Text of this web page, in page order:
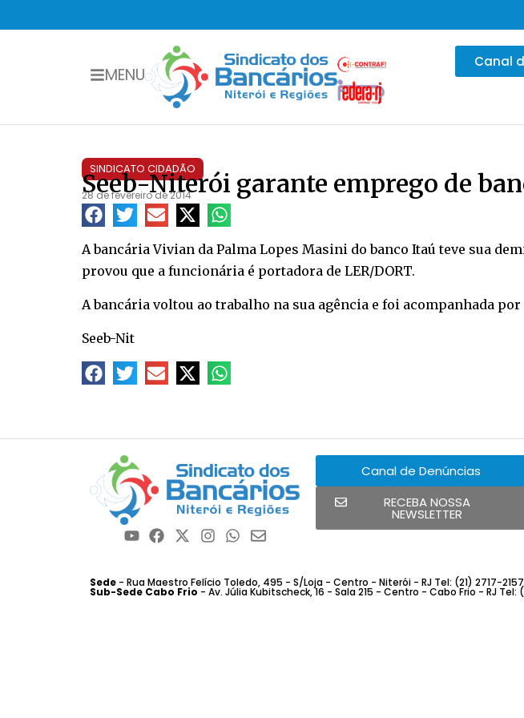
MENU
Canal
SINDICATO CIDADÃO
Seeb-Niterói garante emprego de
28 de fevereiro de 2014
A bancária Vivian da Palma Lopes Masini do banco Itaú teve sua
provou que a funcionária é portadora de LER/DORT.
A bancária voltou ao trabalho na sua agência e foi acompanhada
Seeb-Nit
Canal de Denúncias
RECEBA NOSSA
NEWSLETTER
Sede - Rua Maestro Felício Toledo, 495 - S/Loja - Centro - Niterói - RJ Tel: (21) 2717-2157
Sub-Sede Cabo Frio - Av. Júlia Kubitscheck, 16 - Sala 215 - Centro - Cabo Frio - RJ Tel: